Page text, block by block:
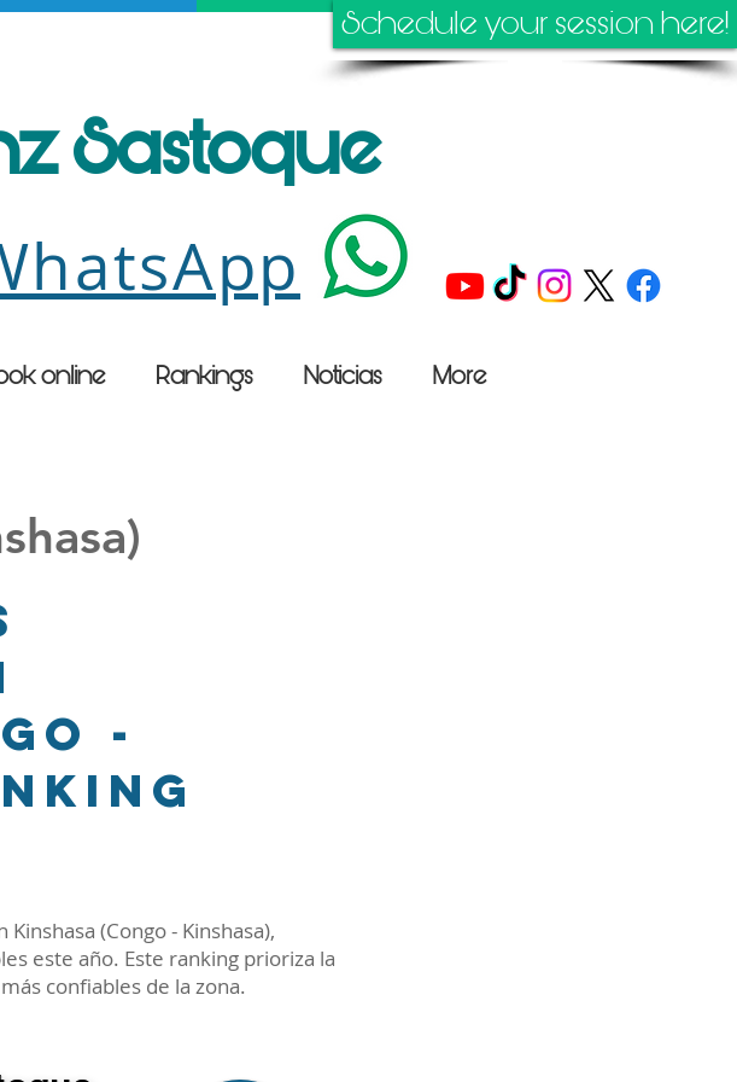
Schedule your session here!
Sastoque
-
(Congo - Kinshasa),
este año. Este ranking prioriza la
confiables de la zona.
online Rankings Noticias More